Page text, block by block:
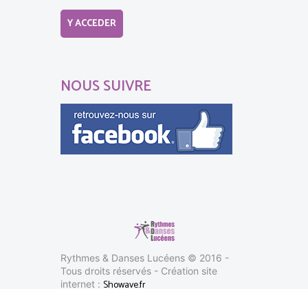
Y ACCEDER
NOUS SUIVRE
Rythmes & Danses Lucéens © 2016 -
Tous droits réservés - Création site
internet : Showave.fr